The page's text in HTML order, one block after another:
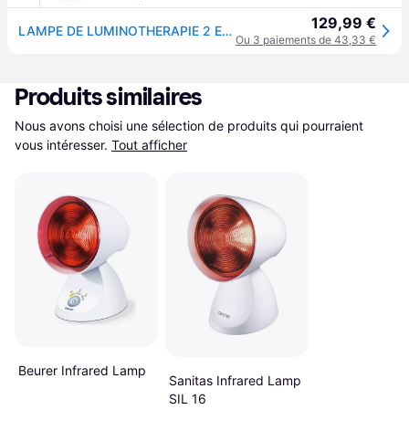
LAMPE DE LUMINOTHERAPIE 2 EN 1 TL 100 129,99 €
Ou 3 paiements de 43,33 €
Produits similaires
Nous avons choisi une sélection de produits qui pourraient
vous intéresser. Tout afficher
Beurer Infrared Lamp
Sanitas Infrared Lamp
SIL 16